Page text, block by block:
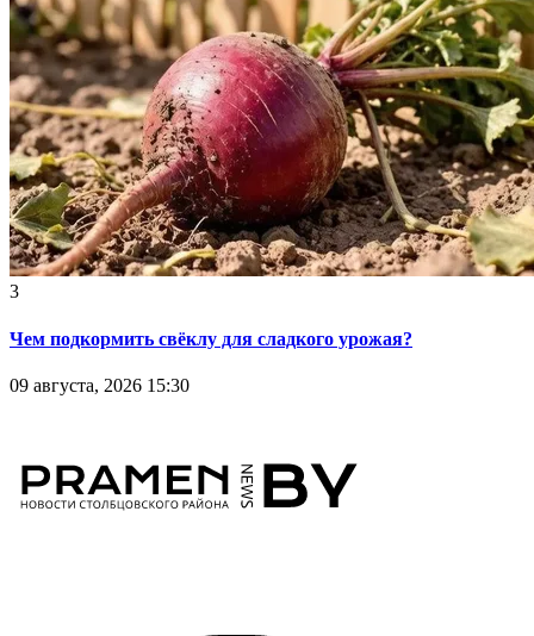
3
Чем подкормить свёклу для сладкого урожая?
09 августа, 2026 15:30